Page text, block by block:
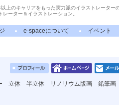
上のキャリアをもった実力派のイラストレーター
レーター＆イラストレーション。
e-spaceについて イベント
立体 半立体 リノリウム版画 鉛筆画